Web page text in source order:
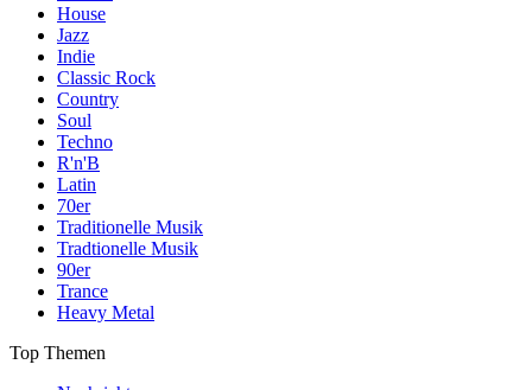
House
Jazz
Indie
Classic Rock
Country
Soul
Techno
R'n'B
Latin
70er
Traditionelle Musik
Tradtionelle Musik
90er
Trance
Heavy Metal
Top Themen